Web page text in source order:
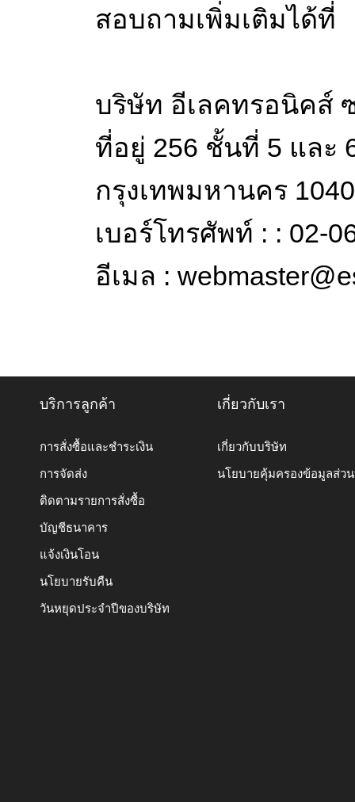
สอบถามเพิ่มเติมได้ที่
บริษัท อีเลคทรอนิคส์
ที่อยู่ 256 ชั้นที่ 5 และ
กรุงเทพมหานคร
เบอร์โทรศัพท์ : : 02-
อีเมล :
บริการลูกค้า
การสั่งซื้อและชำระเงิน
การจัดส่ง
ติดตามรายการสั่งซื้อ
บัญชีธนาคาร
แจ้งเงินโอน
นโยบายรับคืน
วันหยุดประจำปีของบริษัท
เกี่ยวกับเรา
เกี่ยวกับบริษัท
นโยบายคุ้มครองข้อมูลส่ว